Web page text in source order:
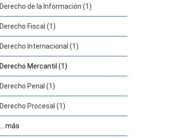
Derecho de la Información (1)
Derecho Fiscal (1)
Derecho Internacional (1)
Derecho Mercantil (1)
Derecho Penal (1)
Derecho Procesal (1)
... más